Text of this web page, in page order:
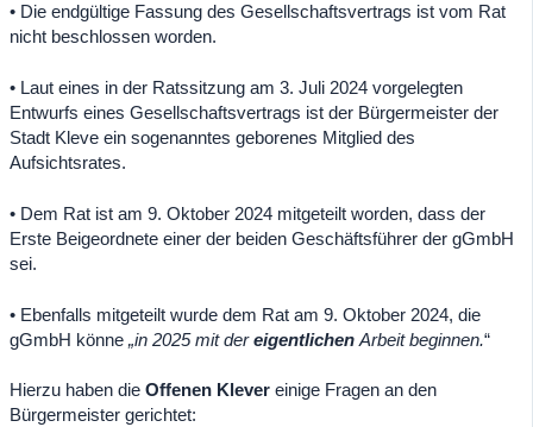
• Die endgültige Fassung des Gesellschaftsvertrags ist vom Rat
nicht beschlossen worden.
• Laut eines in der Ratssitzung am 3. Juli 2024 vorgelegten
Entwurfs eines Gesellschaftsvertrags ist der Bürgermeister der
Stadt Kleve ein sogenanntes geborenes Mitglied des
Aufsichtsrates.
• Dem Rat ist am 9. Oktober 2024 mitgeteilt worden, dass der
Erste Beigeordnete einer der beiden Geschäftsführer der gGmbH
sei.
• Ebenfalls mitgeteilt wurde dem Rat am 9. Oktober 2024, die
gGmbH könne „in 2025 mit dereigentlichen Arbeit beginnen.“
Hierzu haben die Offenen Klever einige Fragen an den
Bürgermeister gerichtet: